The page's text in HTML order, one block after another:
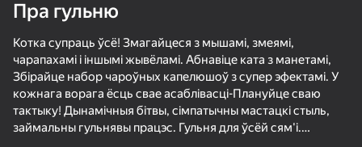
Пра гульню
Котка супраць ўсё! Змагайцеся з мышамі, змеямі,
чарапахамі і іншымі жывёламі. Абнавіце ката з манетамі,
Збірайце набор чароўных капелюшоў з супер эфектамі. У
кожнага ворага ёсць свае асаблівасці-Плануйце сваю
тактыку! Дынамічныя бітвы, сімпатычны мастацкі стыль,
займальны гульнявы працэс. Гульня для ўсёй сям'і.